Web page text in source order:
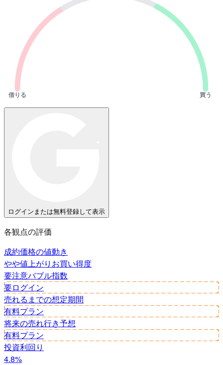
借りる 買う
ログインまたは無料登録して表示
各観点の評価
成約価格の値動き
やや値上がり お買い得度
要注意バブル指数
要ログイン
売れるまでの想定期間
有料プラン
将来の売れ行き予想
有料プラン
投資利回り
4.8%